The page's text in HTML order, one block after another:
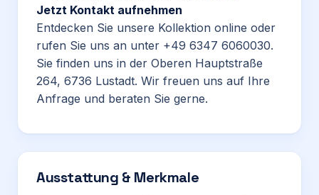
Jetzt Kontakt aufnehmen
Entdecken Sie unsere Kollektion online oder
rufen Sie uns an unter +49 6347 6060030.
Sie finden uns in der Oberen Hauptstraße
264, 6736 Lustadt. Wir freuen uns auf Ihre
Anfrage und beraten Sie gerne.
Ausstattung & Merkmale